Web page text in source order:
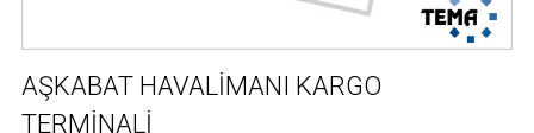
AŞKABAT HAVALİMANI KARGO
TERMİNALİ